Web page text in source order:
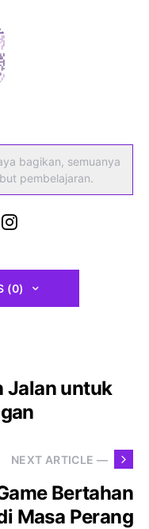
bagikan, semuanya
pembelajaran.
(0)
Jalan untuk
NEXT ARTICLE —
Bertahan
Masa Perang